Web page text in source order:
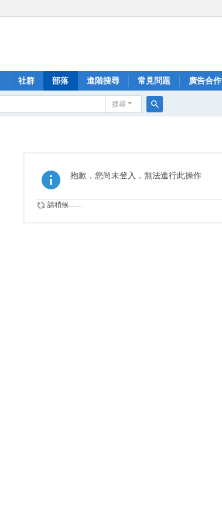
社群 部落 進階搜尋 常見問題 廣告合作
搜尋
抱歉，您尚未登入，無法進行此操作
請稍候……